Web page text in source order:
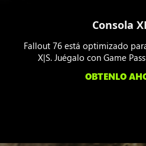
Consola
Fallout 76 está optimizado
X|S. Juégalo con Game
OBTENLO